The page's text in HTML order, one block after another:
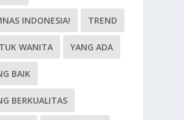
INDONESIA! TREND
WANITA YANG ADA
BAIK
BERKUALITAS